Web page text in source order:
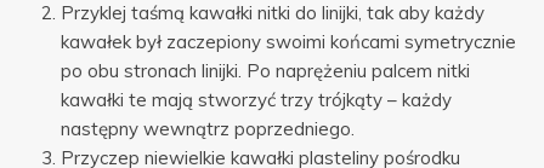
Przyklej taśmą kawałki nitki do linijki, tak aby każdy
kawałek był zaczepiony swoimi końcami symetrycznie
po obu stronach linijki. Po naprężeniu palcem nitki
kawałki te mają stworzyć trzy trójkąty – każdy
następny wewnątrz poprzedniego.
Przyczep niewielkie kawałki plasteliny pośrodku